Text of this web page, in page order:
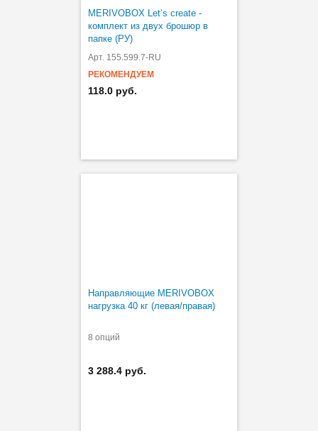
MERIVOBOX Let’s create -
комплект из двух брошюр в
папке (РУ)
Арт. 155.599.7-RU
РЕКОМЕНДУЕМ
118.0 руб.
Направляющие MERIVOBOX
нагрузка 40 кг (левая/правая)
8 опций
3 288.4 руб.